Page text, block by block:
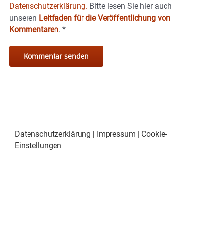
Datenschutzerklärung. Bitte lesen Sie hier auch
unseren Leitfaden für die Veröffentlichung von
Kommentaren. *
Datenschutzerklärung Impressum
Cookie-
Einstellungen